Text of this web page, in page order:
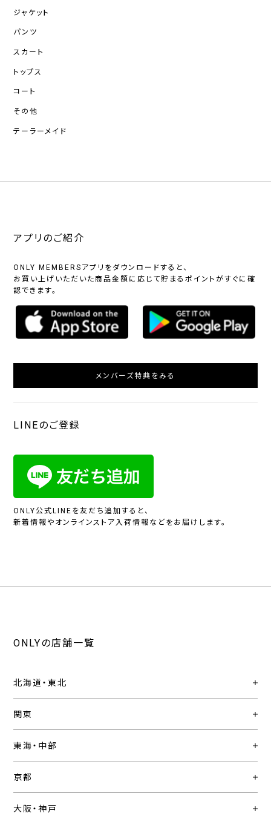
ジャケット
パンツ
スカート
トップス
コート
その他
テーラーメイド
アプリのご紹介
ONLY MEMBERSアプリをダウンロードすると、
お買い上げいただいた商品金額に応じて貯まるポイントがすぐに確
認できます。
メンバーズ特典をみる
LINEのご登録
ONLY公式LINEを友だち追加すると、
新着情報やオンラインストア入荷情報などをお届けします。
ONLYの店舗一覧
北海道・東北
関東
東海・中部
京都
大阪・神戸